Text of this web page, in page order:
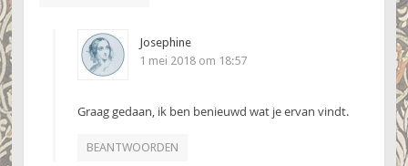
Josephine
1 mei 2018 om 18:57
Graag gedaan, ik ben benieuwd wat je ervan vindt.
BEANTWOORDEN